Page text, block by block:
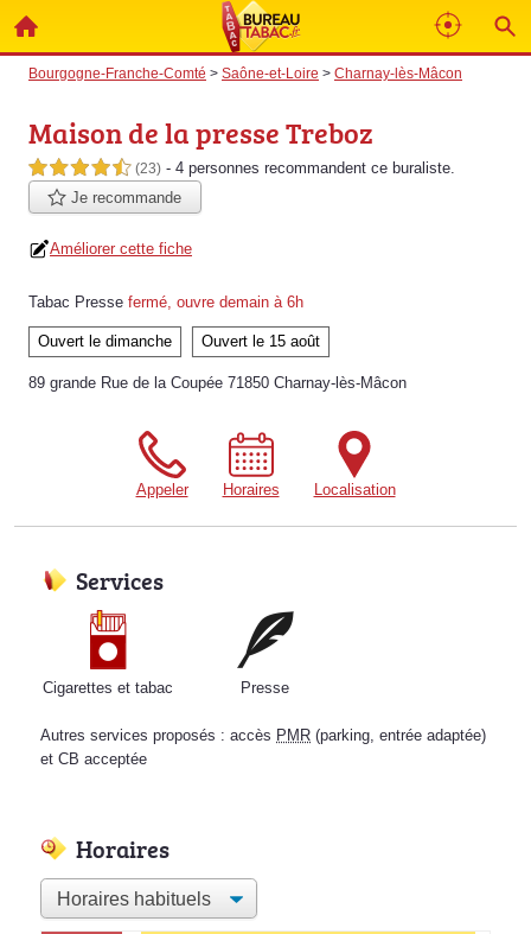
Bourgogne-Franche-Comté > Saône-et-Loire > Charnay-lès-Mâcon
Maison de la presse Treboz
4,5 étoiles sur 5 (23) - 4 personnes recommandent ce buraliste.
Je recommande
Améliorer cette fiche
Tabac Presse fermé, ouvre demain à 6h
Ouvert le dimanche Ouvert le 15 août
89 grande Rue de la Coupée 71850 Charnay-lès-Mâcon
Appeler Horaires Localisation
Services
Cigarettes et tabac Presse
Autres services proposés : accès PMR (parking, entrée adaptée)
et CB acceptée
Horaires